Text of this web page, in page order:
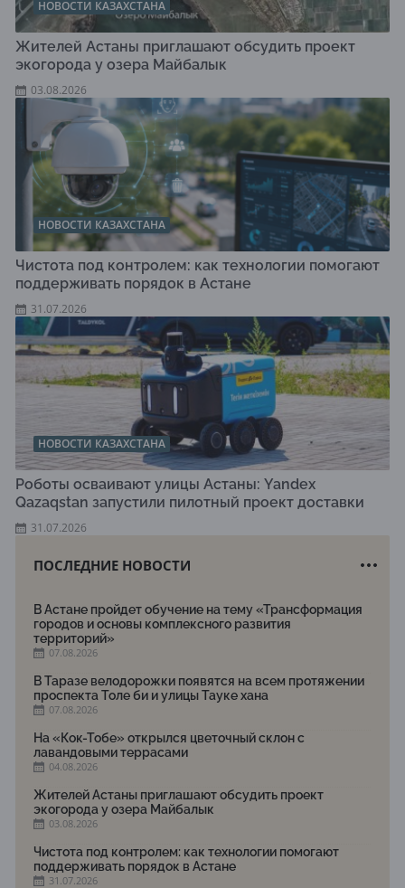
НОВОСТИ КАЗАХСТАНА
Жителей Астаны приглашают обсудить проект
экогорода у озера Майбалык
03.08.2026
НОВОСТИ КАЗАХСТАНА
Чистота под контролем: как технологии помогают
поддерживать порядок в Астане
31.07.2026
НОВОСТИ КАЗАХСТАНА
Роботы осваивают улицы Астаны: Yandex
Qazaqstan запустили пилотный проект доставки
31.07.2026
ПОСЛЕДНИЕ НОВОСТИ
В Астане пройдет обучение на тему «Трансформация
городов и основы комплексного развития
территорий»
07.08.2026
В Таразе велодорожки появятся на всем протяжении
проспекта Толе би и улицы Тауке хана
07.08.2026
На «Кок-Тобе» открылся цветочный склон с
лавандовыми террасами
04.08.2026
Жителей Астаны приглашают обсудить проект
экогорода у озера Майбалык
03.08.2026
Чистота под контролем: как технологии помогают
поддерживать порядок в Астане
31.07.2026